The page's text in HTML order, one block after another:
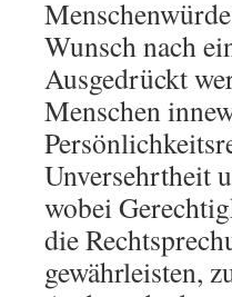
Wunsch nach
Ausgedrückt
Menschen
Unversehrtheit
wobei
die
gewährleisten,